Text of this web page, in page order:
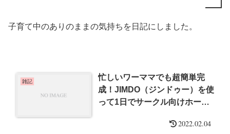
子育て中のありのままの気持ちを日記にしました。
雑記
忙しいワーママでも超簡単完
成！JIMDO（ジンドゥー）を使
って1日でサークル向けホーム
2022.02.04